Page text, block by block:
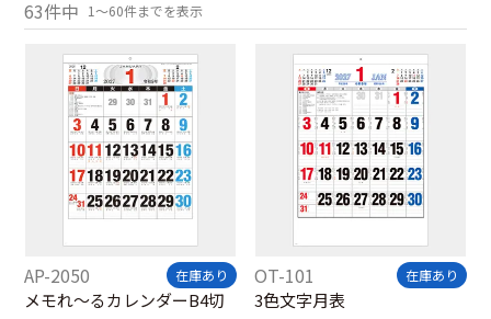
63件中 1～60件までを表示
AP-2050 在庫あり
メモれ～るカレンダーB4切
OT-101 在庫あり
3色文字月表